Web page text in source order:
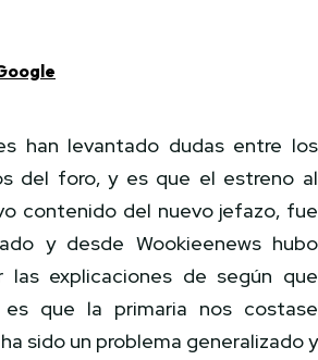
han levantado dudas entre los
del foro, y es que el estreno al
contenido del nuevo jefazo, fue
y desde Wookieenews hubo
las explicaciones de según que
que la primaria nos costase
sido un problema generalizado y